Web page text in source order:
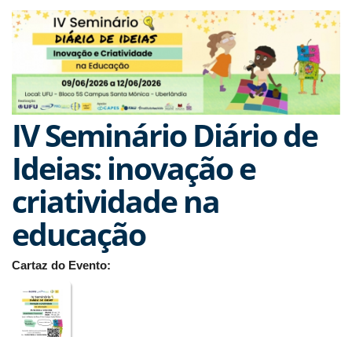
IV Seminário Diário de
Ideias: inovação e
criatividade na
educação
Cartaz do Evento: